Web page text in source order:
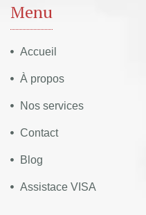
Menu
Accueil
À propos
Nos services
Contact
Blog
Assistace VISA